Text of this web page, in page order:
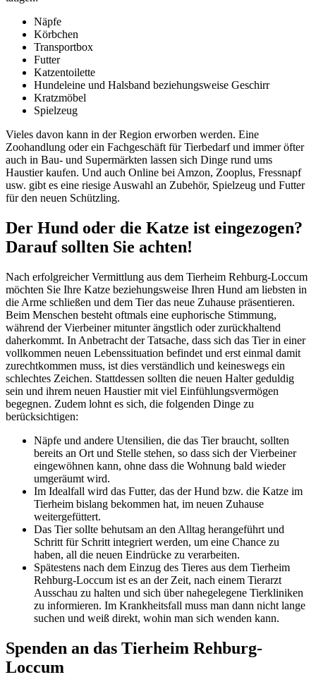
Näpfe
Körbchen
Transportbox
Futter
Katzentoilette
Hundeleine und Halsband beziehungsweise Geschirr
Kratzmöbel
Spielzeug
Vieles davon kann in der Region erworben werden. Eine
Zoohandlung oder ein Fachgeschäft für Tierbedarf und immer öfter
auch in Bau- und Supermärkten lassen sich Dinge rund ums
Haustier kaufen. Und auch Online bei Amzon, Zooplus, Fressnapf
usw. gibt es eine riesige Auswahl an Zubehör, Spielzeug und Futter
für den neuen Schützling.
Der Hund oder die Katze ist eingezogen?
Darauf sollten Sie achten!
Nach erfolgreicher Vermittlung aus dem Tierheim Rehburg-Loccum
möchten Sie Ihre Katze beziehungsweise Ihren Hund am liebsten in
die Arme schließen und dem Tier das neue Zuhause präsentieren.
Beim Menschen besteht oftmals eine euphorische Stimmung,
während der Vierbeiner mitunter ängstlich oder zurückhaltend
daherkommt. In Anbetracht der Tatsache, dass sich das Tier in einer
vollkommen neuen Lebenssituation befindet und erst einmal damit
zurechtkommen muss, ist dies verständlich und keineswegs ein
schlechtes Zeichen. Stattdessen sollten die neuen Halter geduldig
sein und ihrem neuen Haustier mit viel Einfühlungsvermögen
begegnen. Zudem lohnt es sich, die folgenden Dinge zu
berücksichtigen:
Näpfe und andere Utensilien, die das Tier braucht, sollten
bereits an Ort und Stelle stehen, so dass sich der Vierbeiner
eingewöhnen kann, ohne dass die Wohnung bald wieder
umgeräumt wird.
Im Idealfall wird das Futter, das der Hund bzw. die Katze im
Tierheim bislang bekommen hat, im neuen Zuhause
weitergefüttert.
Das Tier sollte behutsam an den Alltag herangeführt und
Schritt für Schritt integriert werden, um eine Chance zu
haben, all die neuen Eindrücke zu verarbeiten.
Spätestens nach dem Einzug des Tieres aus dem Tierheim
Rehburg-Loccum ist es an der Zeit, nach einem Tierarzt
Ausschau zu halten und sich über nahegelegene Tierkliniken
zu informieren. Im Krankheitsfall muss man dann nicht lange
suchen und weiß direkt, wohin man sich wenden kann.
Spenden an das Tierheim Rehburg-
Loccum